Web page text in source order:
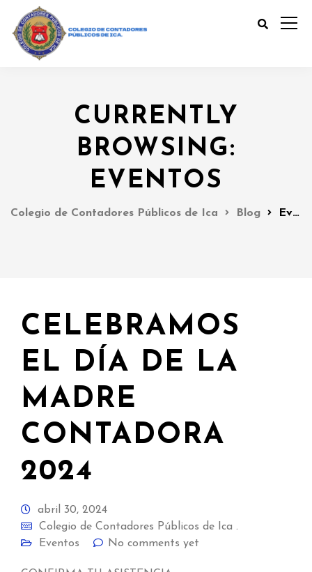
CURRENTLY
BROWSING:
EVENTOS
Colegio de Contadores Públicos de Ica Blog Eventos
CELEBRAMOS
EL DÍA DE LA
MADRE
CONTADORA
2024
abril 30, 2024
Colegio de Contadores Públicos de Ica .
Eventos
No comments yet